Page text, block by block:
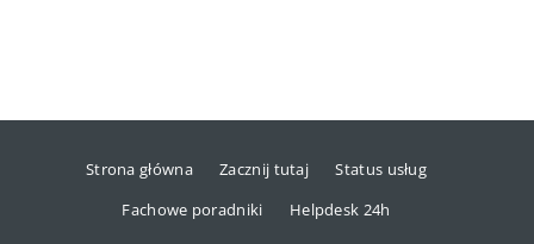
Strona główna Zacznij tutaj
Status usług
Fachowe poradniki
Helpdesk 24h